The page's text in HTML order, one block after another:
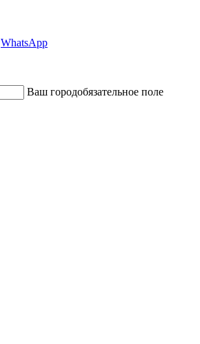
WhatsApp
Ваш городобязательное поле